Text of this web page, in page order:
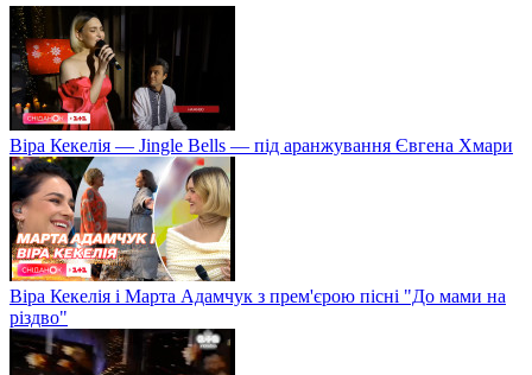
Віра Кекелія — Jingle Bells — під аранжування Євгена Хмари
Віра Кекелія і Марта Адамчук з прем'єрою пісні "До мами на
різдво"